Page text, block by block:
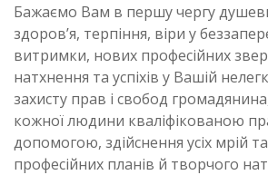
Бажаємо Вам в першу чергу
здоров’я, терпіння, віри у
витримки, нових професійних
натхнення та успіхів у Вашій
захисту прав і свобод
кожної людини кваліфікованою
допомогою, здійснення усіх мрій
професійних планів й творчого